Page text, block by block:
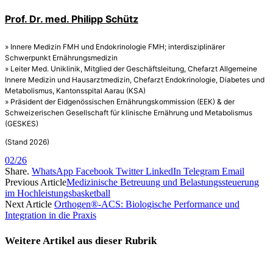
Prof. Dr. med. Philipp Schütz
» Innere Medizin FMH und Endokrinologie FMH; interdisziplinärer
Schwerpunkt Ernährungsmedizin
» Leiter Med. Uniklinik, Mitglied der Geschäftsleitung, Chefarzt Allgemeine
Innere Medizin und Hausarztmedizin, Chefarzt Endokrinologie, Diabetes und
Metabolismus, Kantonsspital Aarau (KSA)
» Präsident der Eidgenössischen Ernährungskommission (EEK) & der
Schweizerischen Gesellschaft für klinische Ernährung und Metabolismus
(GESKES)
(Stand 2026)
02/26
Share. WhatsApp Facebook Twitter LinkedIn Telegram Email
Previous ArticleMedizinische Betreuung und Belastungssteuerung
im Hochleistungsbasketball
Next Article Orthogen®-ACS: Biologische Performance und
Integration in die Praxis
Weitere Artikel aus dieser Rubrik